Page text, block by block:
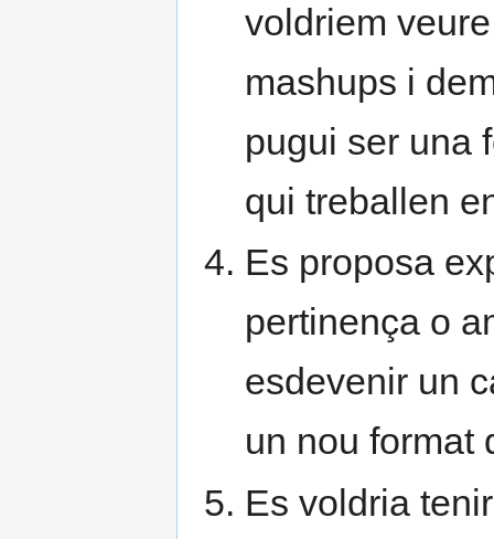
voldriem
mashups i
pugui ser una
qui treballen
Es proposa
pertinença o
esdevenir un
un nou format
Es voldria